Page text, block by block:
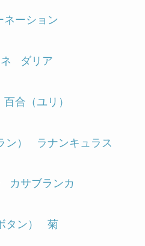
ネーション
ダリア
百合（ユリ）
） ラナンキュラス
カサブランカ
ン） 菊